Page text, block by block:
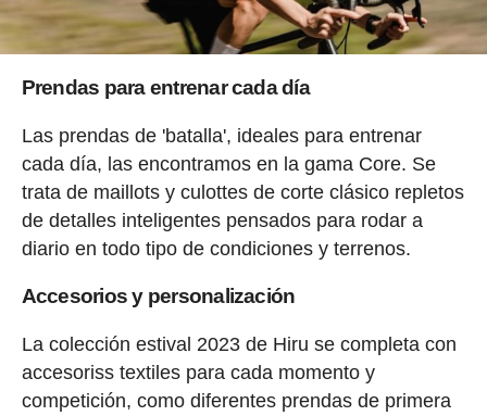
Prendas para entrenar cada día
Las prendas de 'batalla', ideales para entrenar
cada día, las encontramos en la gama Core. Se
trata de maillots y culottes de corte clásico repletos
de detalles inteligentes pensados para rodar a
diario en todo tipo de condiciones y terrenos.
Accesorios y personalización
La colección estival 2023 de Hiru se completa con
accesoriss textiles para cada momento y
competición, como diferentes prendas de primera